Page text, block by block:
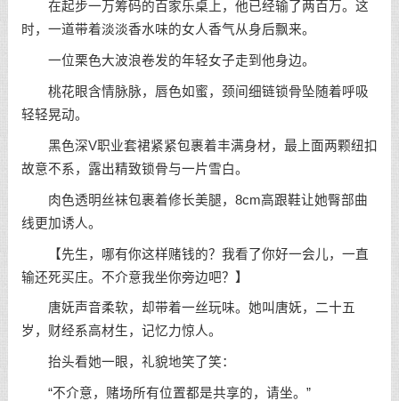
在起步一万筹码的百家乐桌上，他已经输了两百万。这
时，一道带着淡淡香水味的女人香气从身后飘来。
一位栗色大波浪卷发的年轻女子走到他身边。
桃花眼含情脉脉，唇色如蜜，颈间细链锁骨坠随着呼吸
轻轻晃动。
黑色深V职业套裙紧紧包裹着丰满身材，最上面两颗纽扣
故意不系，露出精致锁骨与一片雪白。
肉色透明丝袜包裹着修长美腿，8cm高跟鞋让她臀部曲
线更加诱人。
【先生，哪有你这样赌钱的？我看了你好一会儿，一直
输还死买庄。不介意我坐你旁边吧？】
唐妩声音柔软，却带着一丝玩味。她叫唐妩，二十五
岁，财经系高材生，记忆力惊人。
抬头看她一眼，礼貌地笑了笑：
“不介意，赌场所有位置都是共享的，请坐。”